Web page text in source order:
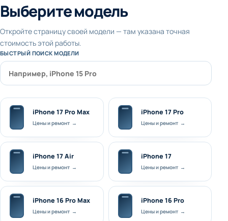
Выберите модель
Откройте страницу своей модели — там указана точная
стоимость этой работы.
БЫСТРЫЙ ПОИСК МОДЕЛИ
iPhone 17 Pro Max
Цены и ремонт →
iPhone 17 Pro
Цены и ремонт →
iPhone 17 Air
Цены и ремонт →
iPhone 17
Цены и ремонт →
iPhone 16 Pro Max
Цены и ремонт →
iPhone 16 Pro
Цены и ремонт →